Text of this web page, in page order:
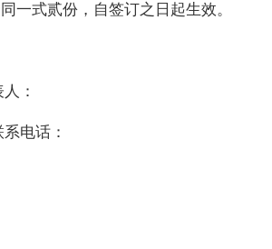
式贰份，自签订之日起生效。
：
电话：